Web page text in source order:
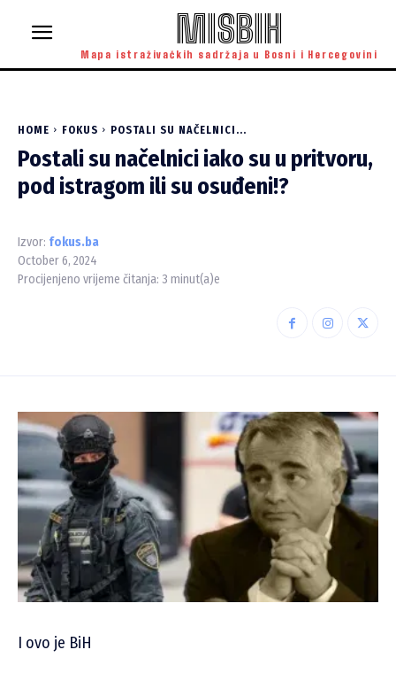
MISBIH
Mapa istraživačkih sadržaja u Bosni i Hercegovini
HOME FOKUS POSTALI SU NAČELNICI...
Postali su načelnici iako su u pritvoru,
pod istragom ili su osuđeni!?
Izvor: fokus.ba
October 6, 2024
Procijenjeno vrijeme čitanja: 3 minut(a)e
I ovo je BiH